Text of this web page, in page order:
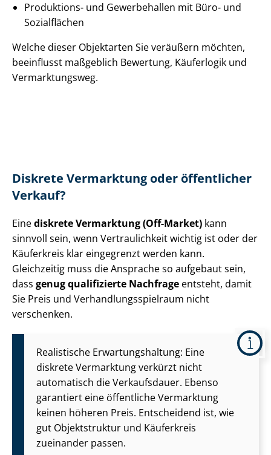
Produktions- und Gewerbehallen mit Büro- und
Sozialflächen
Welche dieser Objektarten Sie veräußern möchten,
beeinflusst maßgeblich Bewertung, Käuferlogik und
Vermarktungsweg.
Diskrete Vermarktung oder öffentlicher
Verkauf?
Einediskrete Vermarktung (Off-Market) kann
sinnvoll sein, wenn Vertraulichkeit wichtig ist oder der
Käuferkreis klar eingegrenzt werden kann.
Gleichzeitig muss die Ansprache so aufgebaut sein,
dass genug qualifizierte Nachfrage entsteht, damit
Sie Preis und Ver­hand­lungs­spiel­raum nicht
verschenken.
Realistische Er­war­tungs­hal­tung: Eine
diskrete Vermarktung verkürzt nicht
automatisch die Verkaufsdauer. Ebenso
garantiert eine öffentliche Vermarktung
keinen höheren Preis. Entscheidend ist, wie
gut Objektstruktur und Käuferkreis
zueinander passen.